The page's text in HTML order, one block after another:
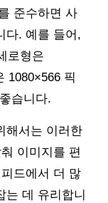
준수하면 사
다. 예를 들어,
로형은
1080×566 픽
습니다.
해서는 이러한
이미지를 편
드에서 더 많
는 데 유리합니